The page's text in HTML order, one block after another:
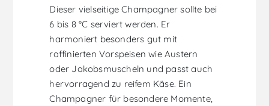
Dieser vielseitige Champagner sollte bei
6 bis 8 °C serviert werden. Er
harmoniert besonders gut mit
raffinierten Vorspeisen wie Austern
oder Jakobsmuscheln und passt auch
hervorragend zu reifem Käse. Ein
Champagner für besondere Momente,